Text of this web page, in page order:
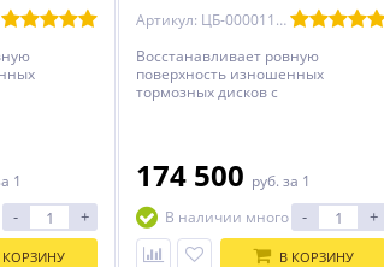
1
- +
КОРЗИНУ
Артикул: ЦБ-00001152распродатьостатки
Восстанавливает ровную
поверхность изношенных
тормозных дисков с
позволяет убрать шумы,
вибрацию и биение.
Максимальная толщина
тормозного диска
174 500 руб. за 1
В наличии много
- +
В КОРЗИНУ